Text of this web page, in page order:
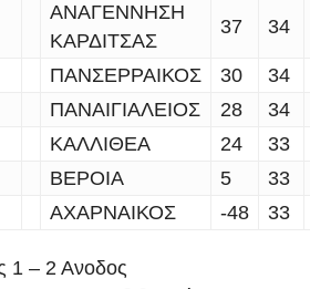
ΑΝΑΓΕΝΝΗΣΗ
ΚΑΡΔΙΤΣΑΣ
37 34
ΠΑΝΣΕΡΡΑΙΚΟΣ 30
34
ΠΑΝΑΙΓΙAΛΕΙΟΣ 28
34
ΚΑΛΛΙΘΕΑ 24
33
ΒΕΡΟΙΑ 5
33
ΑΧΑΡΝΑΙΚΟΣ -48 33
1 – 2 Ανοδος